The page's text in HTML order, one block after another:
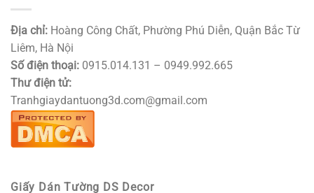
Địa chỉ: Hoàng Công Chất, Phường Phú Diễn, Quận Bắc Từ
Liêm, Hà Nội
Số điện thoại: 0915.014.131 – 0949.992.665
Thư điện tử:
Tranhgiaydantuong3d.com@gmail.com
Giấy Dán Tường DS Decor